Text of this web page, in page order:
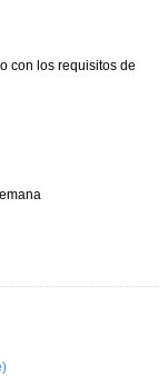
con los requisitos de